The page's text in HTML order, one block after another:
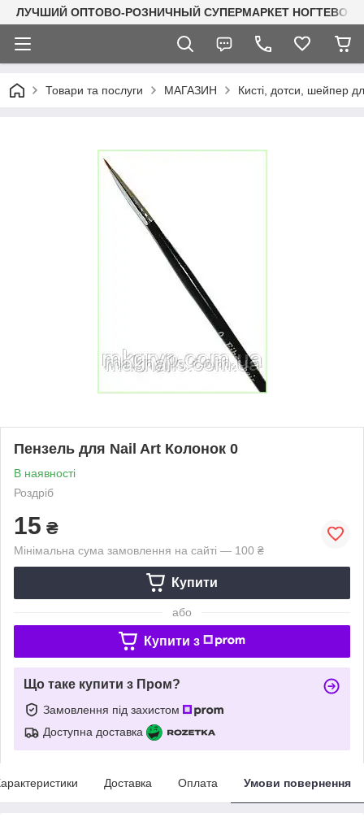
ЛУЧШИЙ ОПТОВО-РОЗНИЧНЫЙ СУПЕРМАРКЕТ
Товари та послуги МАГАЗИН Кисті, дотси, шейпер
Пензель для Nail Art Колонок 0
В наявності
Роздріб
15 ₴
Мінімальна сума замовлення на сайті — 100 ₴
Купити
або
Купити з
Що таке купити з Пром?
Замовлення під захистом
Доступна доставка
Доставка Оплата Умови повернення